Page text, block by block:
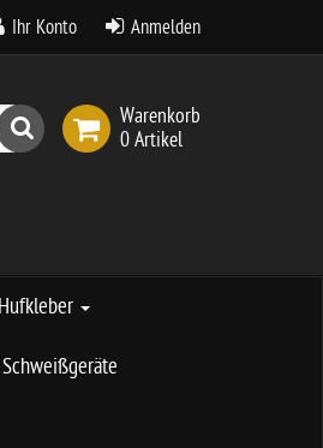
Ihr Konto Anmelden
Warenkorb
0 Artikel
Suchen
Schweißgeräte